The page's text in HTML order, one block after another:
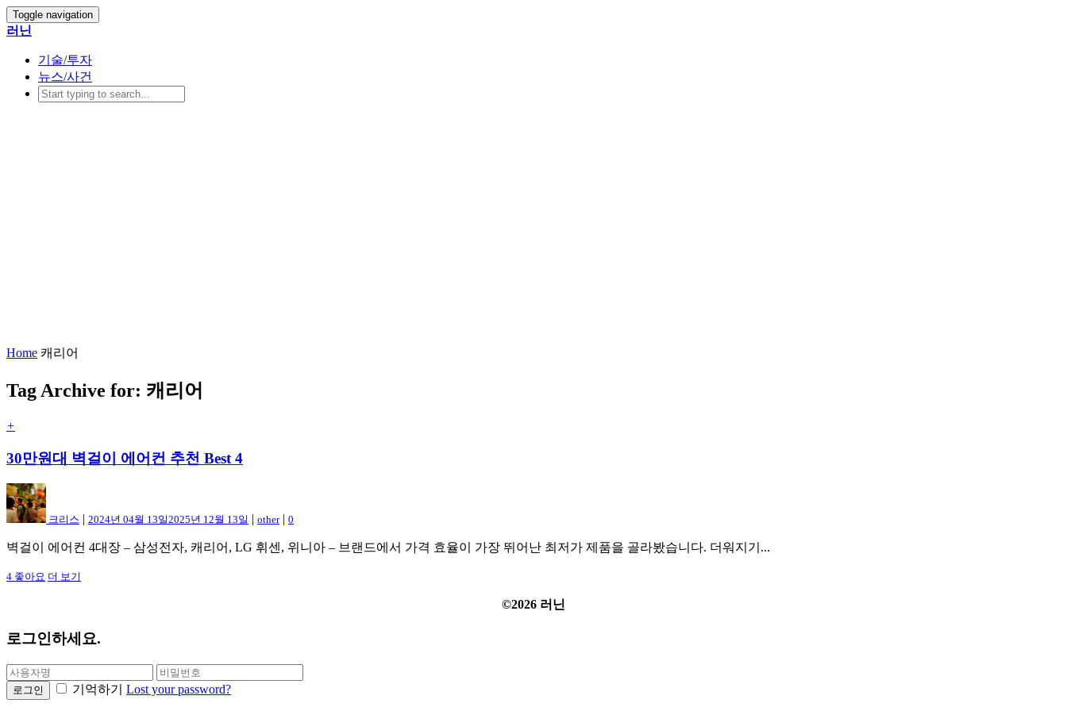
Toggle navigation
러닌
기술/투자
뉴스/사건
Home 캐리어
Tag Archive for: 캐리어
+
30만원대 벽걸이 에어컨 추천 Best 4
크리스 | 2024년 04월 13일2025년 12월 13일 | other| 0
벽걸이 에어컨 4대장 – 삼성전자, 캐리어, LG 휘센, 위니아 – 브랜드에서 가격 효율이 가장 뛰어난 최저가 제품을 골라봤습니다. 더워지기...
4 좋아요 더 보기
©2026 러닌
로그인하세요.
로그인 기억하기 Lost your password?